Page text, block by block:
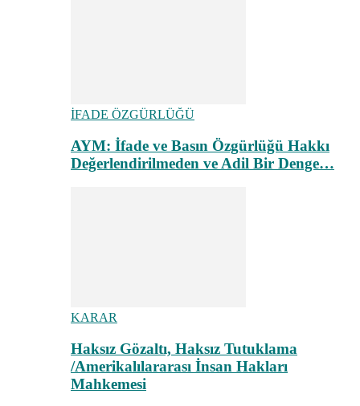
İFADE ÖZGÜRLÜĞÜ
AYM: İfade ve Basın Özgürlüğü Hakkı
Değerlendirilmeden ve Adil Bir Denge…
KARAR
Haksız Gözaltı, Haksız Tutuklama
/Amerikalılararası İnsan Hakları
Mahkemesi